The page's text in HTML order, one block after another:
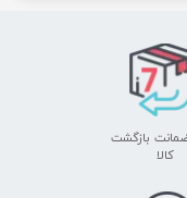
​​​​​​​کالا